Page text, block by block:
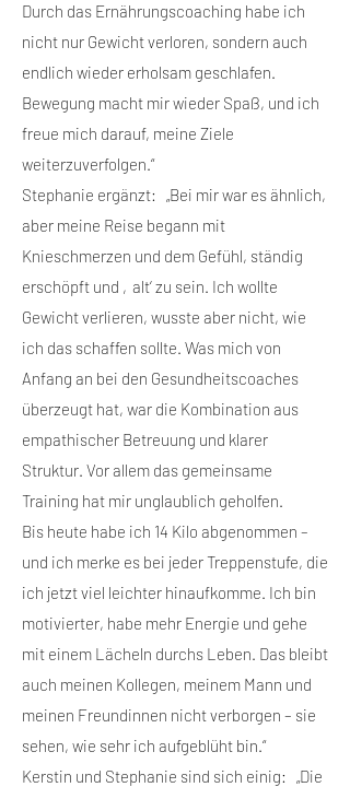
Durch das Ernährungscoaching habe ich
nicht nur Gewicht verloren, sondern auch
endlich wieder erholsam geschlafen.
Bewegung macht mir wieder Spaß, und ich
freue mich darauf, meine Ziele
weiterzuverfolgen.“
Stephanie ergänzt: „Bei mir war es ähnlich,
aber meine Reise begann mit
Knieschmerzen und dem Gefühl, ständig
erschöpft und ‚alt‘ zu sein. Ich wollte
Gewicht verlieren, wusste aber nicht, wie
ich das schaffen sollte. Was mich von
Anfang an bei den Gesundheitscoaches
überzeugt hat, war die Kombination aus
empathischer Betreuung und klarer
Struktur. Vor allem das gemeinsame
Training hat mir unglaublich geholfen.
Bis heute habe ich 14 Kilo abgenommen –
und ich merke es bei jeder Treppenstufe, die
ich jetzt viel leichter hinaufkomme. Ich bin
motivierter, habe mehr Energie und gehe
mit einem Lächeln durchs Leben. Das bleibt
auch meinen Kollegen, meinem Mann und
meinen Freundinnen nicht verborgen – sie
sehen, wie sehr ich aufgeblüht bin.“
Kerstin und Stephanie sind sich einig: „Die